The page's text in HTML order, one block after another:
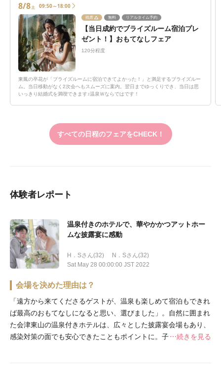
8/8土 09:50～18:00
残席 無料 リアルタイム予約
【当日成約でブライズルーム宿泊プレ
ゼント！】おもてなしフェア
120分程度
東鳳の卒花が「ブライズルームに宿泊できてよかった！」と満足するブライズルー
ム。当日移動がなく2次会へもスムーズに案内。翌日までゆっくりでき、当日は思
いっきり結婚式を満喫できます♪温泉Ｗならではです！
すべての日程のフェアをCHECK！
体験者レポート
温泉付きのホテルで、華やかかつアットホー
ムな披露宴に感動
H．Sさん(32)
N．Sさん(32)
Sat May 28 00:00:00 JST 2022
会場を決めた理由は？
「遠方から来てくださるゲストが、温泉も楽しめて宿泊もできれ
ば最高のおもてなしになると思い、選びました」。自然に囲まれ
た会津東山の温泉付きホテルは、広々とした披露宴会場もあり、
感染対策の面でも安心できたこともポイントに。子どもの頃に憧
続きを見る